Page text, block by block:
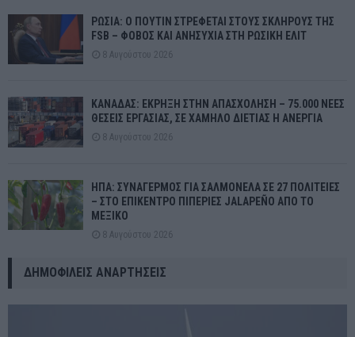
ΡΩΣΙΑ: Ο ΠΟΥΤΙΝ ΣΤΡΕΦΕΤΑΙ ΣΤΟΥΣ ΣΚΛΗΡΟΥΣ ΤΗΣ
FSB – ΦΟΒΟΣ ΚΑΙ ΑΝΗΣΥΧΙΑ ΣΤΗ ΡΩΣΙΚΗ ΕΛΙΤ
8 Αυγούστου 2026
ΚΑΝΑΔΑΣ: ΕΚΡΗΞΗ ΣΤΗΝ ΑΠΑΣΧΟΛΗΣΗ – 75.000 ΝΕΕΣ
ΘΕΣΕΙΣ ΕΡΓΑΣΙΑΣ, ΣΕ ΧΑΜΗΛΟ ΔΙΕΤΙΑΣ Η ΑΝΕΡΓΙΑ
8 Αυγούστου 2026
ΗΠΑ: ΣΥΝΑΓΕΡΜΟΣ ΓΙΑ ΣΑΛΜΟΝΕΛΑ ΣΕ 27 ΠΟΛΙΤΕΙΕΣ
– ΣΤΟ ΕΠΙΚΕΝΤΡΟ ΠΙΠΕΡΙΕΣ JALAPEÑO ΑΠΟ ΤΟ
ΜΕΞΙΚΟ
8 Αυγούστου 2026
ΔΗΜΟΦΙΛΕΊΣ ΑΝΑΡΤΉΣΕΙΣ